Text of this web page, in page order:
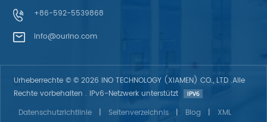
Rohstoffe, langlebige,
professionelle Prüfungen,
langjährige Erfahrung und
+86-592-5539868
info@ourino.com
Urheberrechte © © 2026 INO TECHNOLOGY (XIAMEN) CO., LTD .Alle
Rechte vorbehalten . IPv6-Netzwerk unterstützt
Datenschutzrichtlinie
| Seitenverzeichnis | Blog | XML